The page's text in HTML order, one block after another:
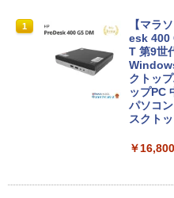
1
【中古
ckpad2
ッド2 タ
蔵 ワイ
降 中古
￥11,980
1
【マラ
esk 400
T 第9世
クトッ
ップPC
パソコ
スクト
￥16,800